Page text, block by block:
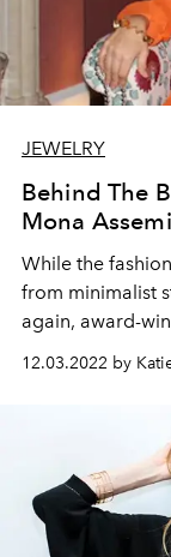
JEWELRY
Behind The
Mona Assemi
While the
from minimalist
again, award-
remained the
12.03.2022 by